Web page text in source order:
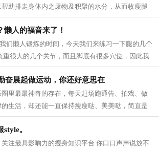
助排走身体内之废物及积聚的水分，从而收瘦腿
亚麻仁油酸可以...
懒人的福音来了！
们懒人锻炼的时间，今天我们来练习一下腿的几个
重很大的几个关节，而且脚底有很多穴位，因此我
进血液循...
奋晨起做运动，你还好意思在
里最最神奇的存在，每天赶场跑通告、拍戏、做
生活，却还能一直保持瘦瘦哒、美美哒，简直是
老天爷爷太不公...
。
注最具影响力的瘦身知识平台 你口口声声说放不